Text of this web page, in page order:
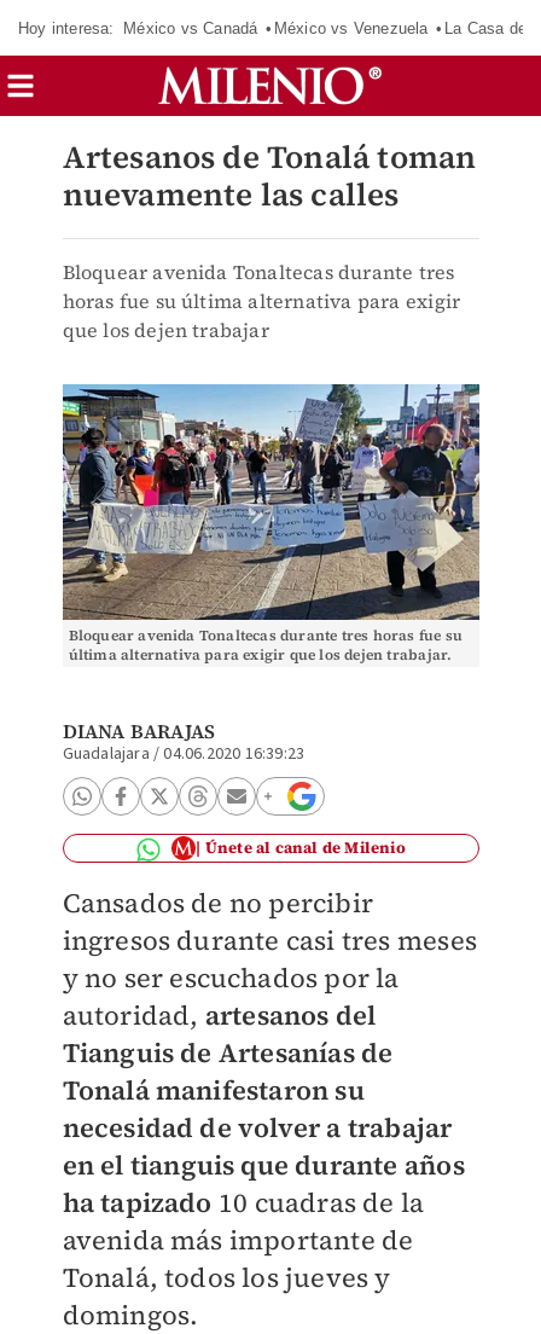
Hoy interesa: México vs Canadá México vs Venezuela La Casa de
Artesanos de Tonalá toman
nuevamente las calles
Bloquear avenida Tonaltecas durante tres
horas fue su última alternativa para exigir
que los dejen trabajar
Bloquear avenida Tonaltecas durante tres horas fue su
última alternativa para exigir que los dejen trabajar.
DIANA BARAJAS
Guadalajara /04.06.2020 16:39:23
Únete al canal de Milenio
Cansados de no percibir
ingresos durante casi tres meses
y no ser escuchados por la
autoridad, artesanos del
Tianguis de Artesanías de
Tonalá manifestaron su
necesidad de volver a trabajar
en el tianguis que durante años
ha tapizado 10 cuadras de la
avenida más importante de
Tonalá, todos los jueves y
domingos.